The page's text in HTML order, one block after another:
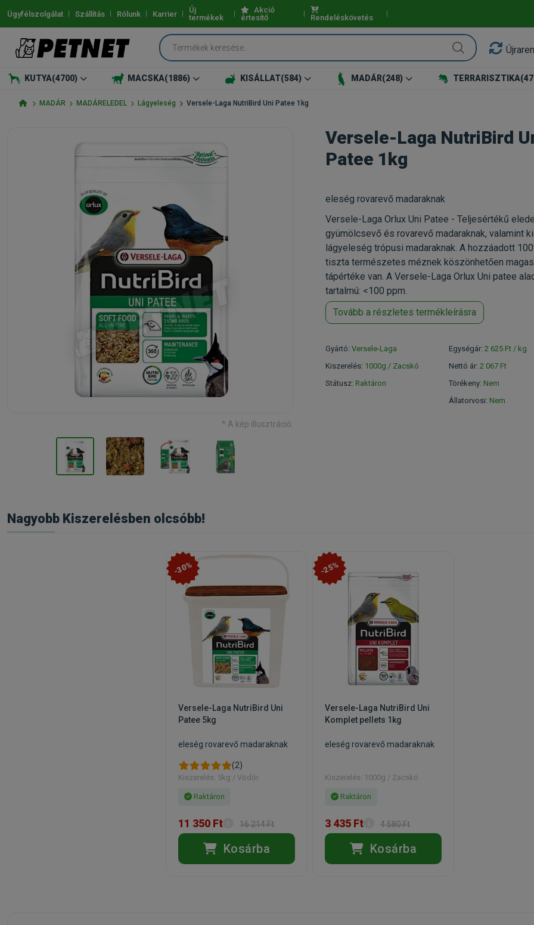
Ügyfélszolgálat Szállítás Rólunk Karrier
Új
termékek
Akció
értesítő
Rendeléskövetés
KUTYA(4700) MACSKA(1886) KISÁLLAT(584) MADÁR(248) TERRARISZTIKA
MADÁR MADÁRELEDEL Lágyeleség Versele-Laga NutriBird Uni Patee 1kg
* A kép illusztráció.
Versele-Laga NutriBird
Patee 1kg
eleség rovarevő madaraknak
Versele-Laga Orlux Uni Patee - Teljesértékű
gyümölcsevő és rovarevő madaraknak, valamint
lágyeleség trópusi madaraknak. A hozzáadott
tiszta természetes méznek köszönhetően magas
tápértéke van. A Versele-Laga Orlux Uni patee
tartalmú: <100 ppm.
Tovább a részletes termékleírásra
Gyártó: Versele-Laga
Kiszerelés: 1000g / Zacskó
Státusz: Raktáron
Egységár: 2 625 Ft / kg
Nettó ár: 2 067 Ft
Törékeny: Nem
Állatorvosi: Nem
Nagyobb Kiszerelésben olcsóbb!
-30%
Versele-Laga NutriBird Uni
Patee 5kg
eleség rovarevő madaraknak
(2)
Kiszerelés: 5kg / Vödör
Raktáron
11 350 Ft 16 214 Ft
Kosárba
-25%
Versele-Laga NutriBird Uni
Komplet pellets 1kg
eleség rovarevő madaraknak
Kiszerelés: 1000g / Zacskó
Raktáron
3 435 Ft 4 580 Ft
Kosárba